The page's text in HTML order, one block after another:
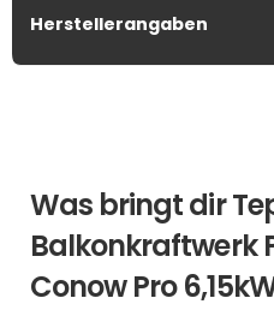
Herstellerangaben
Was bringt dir
Balkonkraftwerk
Conow Pro